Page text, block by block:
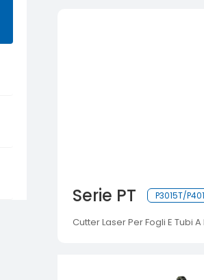
Serie PT P3015T/
Cutter Laser Per Fogli E Tubi